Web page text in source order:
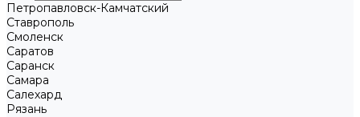
Петропавловск-Камчатский
Ставрополь
Смоленск
Саратов
Саранск
Самара
Салехард
Рязань